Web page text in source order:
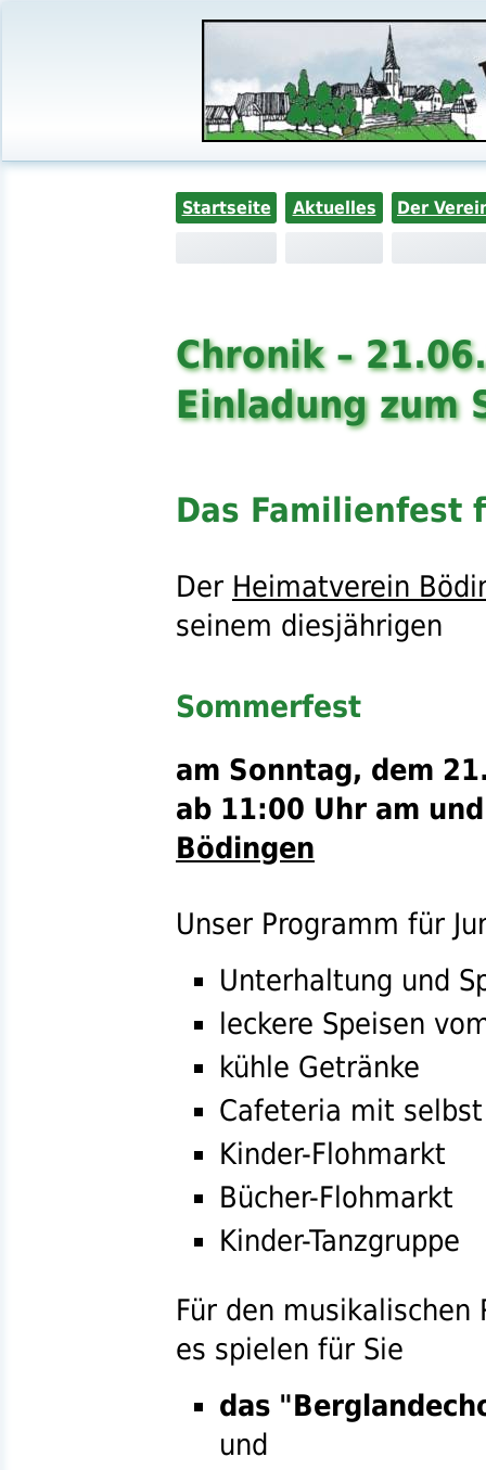
Startseite Aktuelles Der
Chronik –
Einladung zum
Das Familienfest
Der Heimatverein
seinem diesjährigen
Sommerfest
am Sonntag, dem
ab 11:00 Uhr am
Bödingen
Unser Programm für
Unterhaltung und
leckere Speisen
kühle Getränke
Cafeteria mit
Kinder-Flohmarkt
Bücher-Flohmarkt
Kinder-Tanzgruppe
Für den
es spielen für Sie
das
und